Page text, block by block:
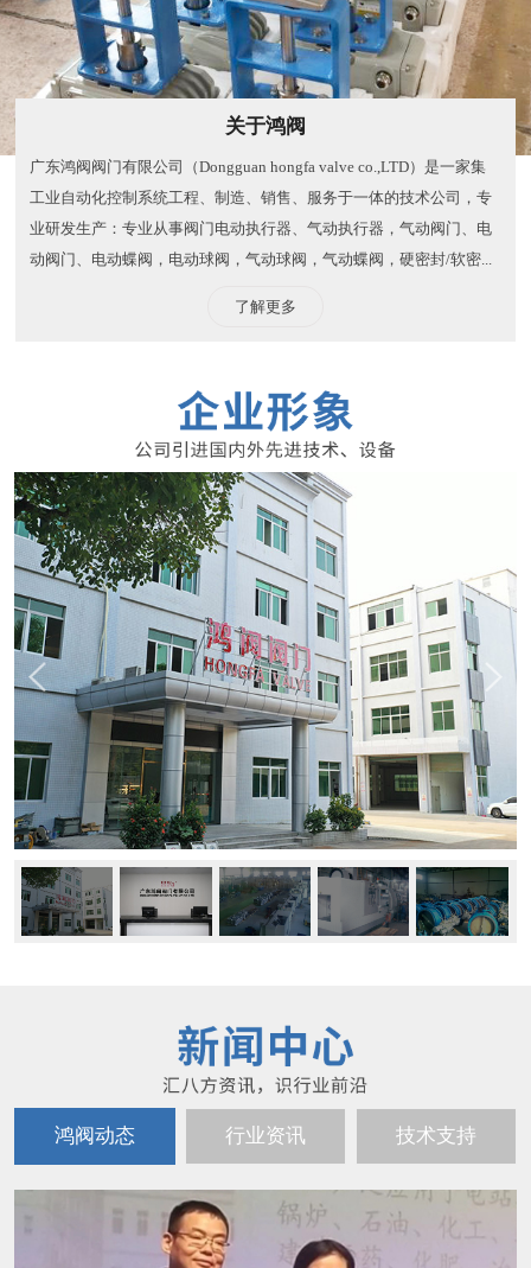
关于鸿阀
广东鸿阀阀门有限公司（Dongguan hongfa valve co.,LTD）是一家集
工业自动化控制系统工程、制造、销售、服务于一体的技术公司，专
业研发生产：专业从事阀门电动执行器、气动执行器，气动阀门、电
动阀门、电动蝶阀，电动球阀，气动球阀，气动蝶阀，硬密封/软密...
了解更多
鸿阀动态 行业资讯 技术支持